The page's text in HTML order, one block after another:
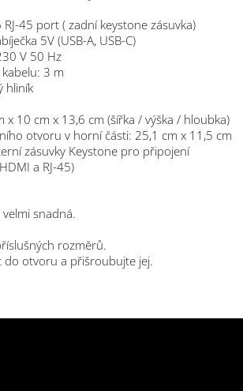
RJ-45 port ( zadní keystone zásuvka)
5V (USB-A, USB-C)
V 50 Hz
3 m
hliník
x 10 cm x 13,6 cm (šířka / výška / hloubka)
otvoru v horní části: 25,1 cm x 11,5 cm
zásuvky Keystone pro připojení
a RJ-45)
snadná.
rozměrů.
do otvoru a přišroubujte jej.